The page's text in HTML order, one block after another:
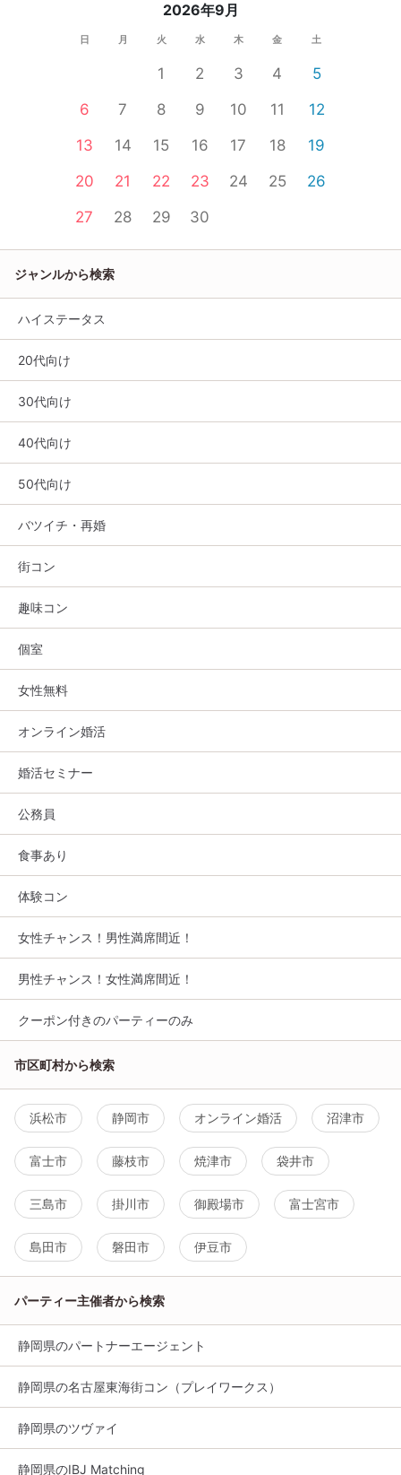
2026年9月
日 月 火 水 木 金 土
1 2 3 4
5
6
7 8 9 10 11
12
13
14 15 16 17 18
19
20
21 22 23 24 25
26
27
28 29 30
ジャンルから検索
ハイステータス
20代向け
30代向け
40代向け
50代向け
バツイチ・再婚
街コン
趣味コン
個室
女性無料
オンライン婚活
婚活セミナー
公務員
食事あり
体験コン
女性チャンス！男性満席間近！
男性チャンス！女性満席間近！
クーポン付きのパーティーのみ
市区町村から検索
浜松市 静岡市 オンライン婚活 沼津市
富士市 藤枝市 焼津市 袋井市
三島市 掛川市 御殿場市 富士宮市
島田市 磐田市 伊豆市
パーティー主催者から検索
静岡県のパートナーエージェント
静岡県の名古屋東海街コン（プレイワークス）
静岡県のツヴァイ
静岡県のIBJ Matching